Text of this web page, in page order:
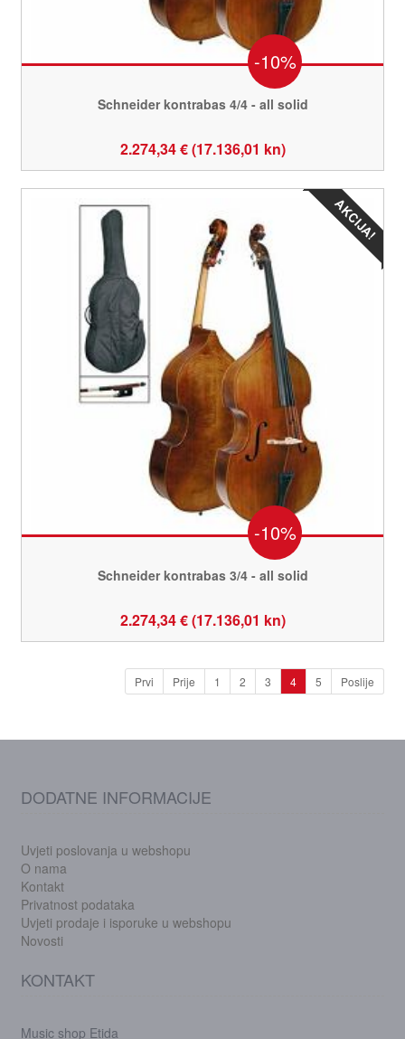
-10%
Schneider kontrabas 4/4 - all solid
2.274,34 € (17.136,01 kn)
-10%
Schneider kontrabas 3/4 - all solid
2.274,34 € (17.136,01 kn)
Prvi Prije 1 2 3 4 5 Poslije
DODATNE INFORMACIJE
Uvjeti poslovanja u webshopu
O nama
Kontakt
Privatnost podataka
Uvjeti prodaje i isporuke u webshopu
Novosti
KONTAKT
Music shop Etida